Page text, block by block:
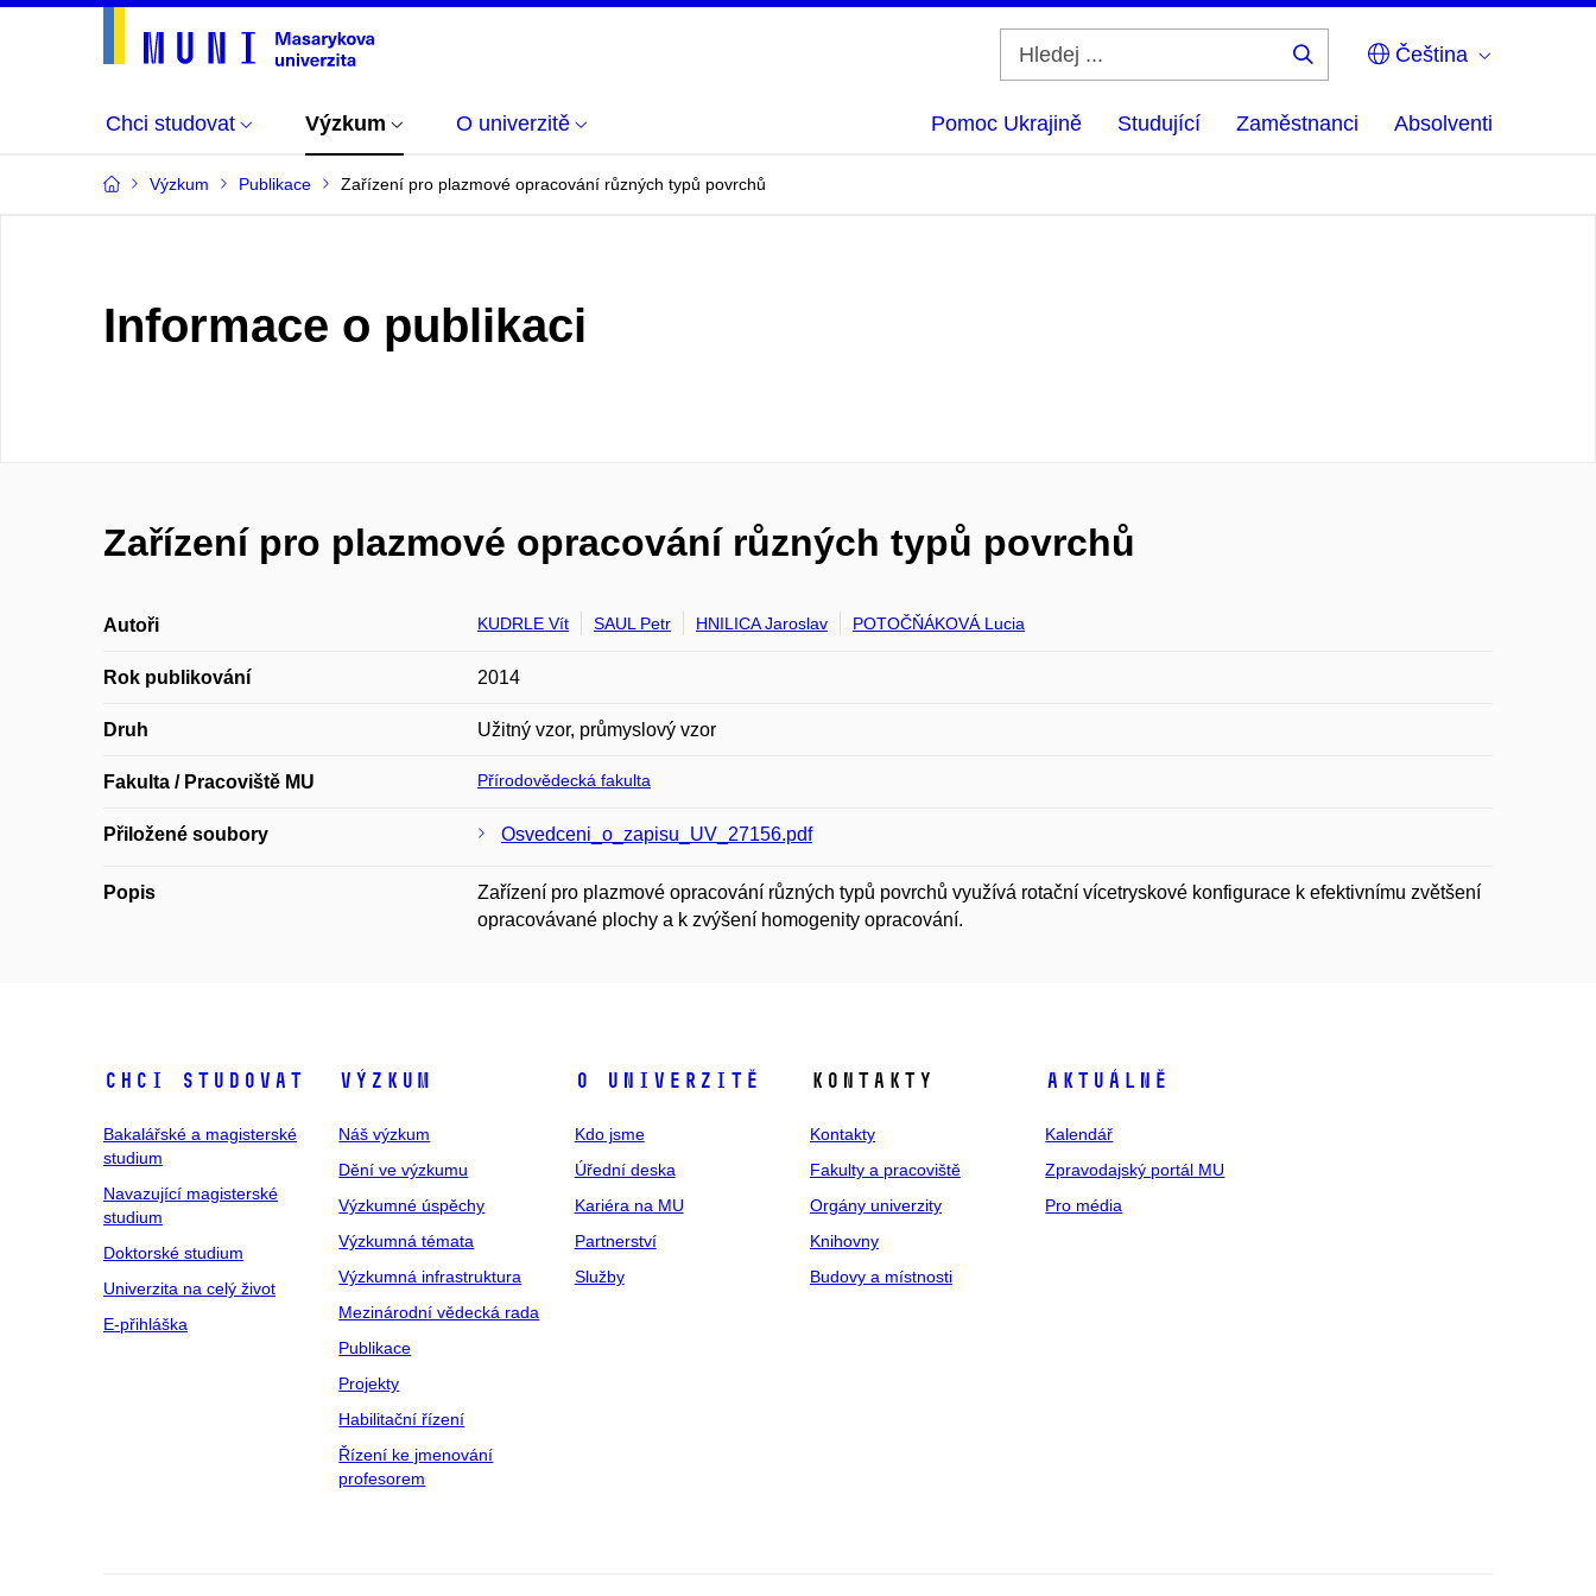
Čeština
Chci studovat Výzkum O univerzitě Pomoc Ukrajině Studující Zaměstnanci Absolventi
Výzkum Publikace Zařízení pro plazmové opracování různých typů povrchů
Informace o publikaci
Zařízení pro plazmové opracování různých typů povrchů
Autoři KUDRLE Vít SAUL Petr HNILICA Jaroslav POTOČŇÁKOVÁ Lucia
Rok publikování 2014
Druh Užitný vzor, průmyslový vzor
Fakulta / Pracoviště MU Přírodovědecká fakulta
Přiložené soubory Osvedceni_o_zapisu_UV_27156.pdf
Popis
Zařízení pro plazmové opracování různých typů povrchů využívá rotační vícetryskové konfigurace k efektivnímu zvětšení
opracovávané plochy a k zvýšení homogenity opracování.
Chci studovat
Bakalářské a magisterské
studium
Navazující magisterské
studium
Doktorské studium
Univerzita na celý život
E-přihláška
Výzkum
Náš výzkum
Dění ve výzkumu
Výzkumné úspěchy
Výzkumná témata
Výzkumná infrastruktura
Mezinárodní vědecká rada
Publikace
Projekty
Habilitační řízení
Řízení ke jmenování
profesorem
O univerzitě
Kdo jsme
Úřední deska
Kariéra na MU
Partnerství
Služby
Kontakty
Kontakty
Fakulty a pracoviště
Orgány univerzity
Knihovny
Budovy a místnosti
Aktuálně
Kalendář
Zpravodajský portál MU
Pro média